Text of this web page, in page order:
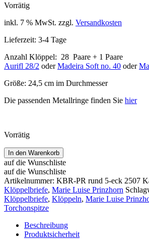
Vorrätig
inkl. 7 % MwSt. zzgl. Versandkosten
Lieferzeit: 3-4 Tage
Anzahl Klöppel: 28 Paare + 1 Paare
Aurifl 28/2 oderMadeira Soft no. 40 oder
Größe: 24,5 cm im Durchmesser
Die passenden Metallringe finden Sie hier
Vorrätig
Klöppelbrief
Rund
5
Eck
2507
~
M.
Prinzhorn
Menge
In den Warenkorb
auf die Wunschliste
auf die Wunschliste
Artikelnummer: KBR-PR rund 5-eck 2507
Klöppelbriefe, Marie Luise Prinzhorn
Klöppelbriefe, Klöppeln, Marie Luise
Torchonspitze
Beschreibung
Produktsicherheit